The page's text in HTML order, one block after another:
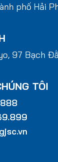
phố Hải
97 Bạch
TÔI